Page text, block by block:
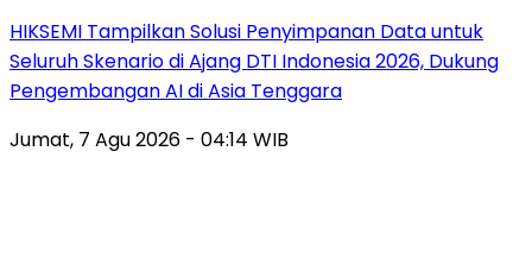
HIKSEMI Tampilkan Solusi Penyimpanan Data untuk
Seluruh Skenario di Ajang DTI Indonesia 2026, Dukung
Pengembangan AI di Asia Tenggara
Jumat, 7 Agu 2026 - 04:14 WIB